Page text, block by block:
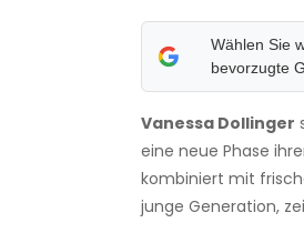
Wählen Sie
bevorzugte
Vanessa Dollinger
eine neue Phase
kombiniert mit
junge Generation,